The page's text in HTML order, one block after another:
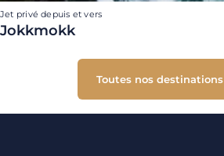
Jet privé depuis et vers
Jokkmokk
Toutes nos destinations